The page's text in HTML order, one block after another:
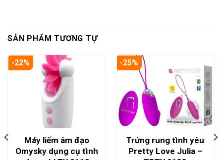
SẢN PHẨM TƯƠNG TỰ
-22%
Máy liếm âm đạo
Omysky dụng cụ tình
-25%
Trứng rung tình yêu
Pretty Love Julia –